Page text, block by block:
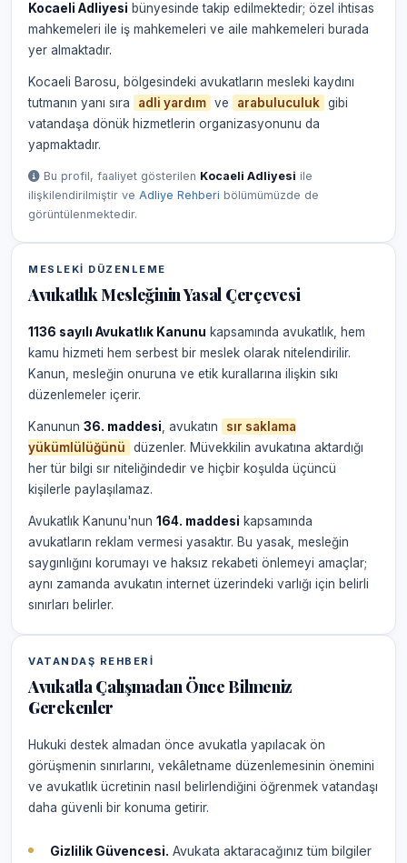
Kocaeli Adliyesi bünyesinde takip edilmektedir; özel ihtisas
mahkemeleri ile iş mahkemeleri ve aile mahkemeleri burada
yer almaktadır.
Kocaeli Barosu, bölgesindeki avukatların mesleki kaydını
tutmanın yanı sıra
adli yardım ve arabuluculuk gibi
vatandaşa dönük hizmetlerin organizasyonunu da
yapmaktadır.
Bu profil, faaliyet gösterilen Kocaeli Adliyesi ile
ilişkilendirilmiştir ve Adliye Rehberi bölümümüzde de
görüntülenmektedir.
MESLEKI DÜZENLEME
Avukatlık Mesleğinin Yasal Çerçevesi
1136 sayılı Avukatlık Kanunu kapsamında avukatlık, hem
kamu hizmeti hem serbest bir meslek olarak nitelendirilir.
Kanun, mesleğin onuruna ve etik kurallarına ilişkin sıkı
düzenlemeler içerir.
Kanunun 36. maddesi , avukatın
sır saklama
yükümlülüğünü
düzenler. Müvekkilin avukatına aktardığı
her tür bilgi sır niteliğindedir ve hiçbir koşulda üçüncü
kişilerle paylaşılamaz.
Avukatlık Kanunu'nun 164. maddesi kapsamında
avukatların reklam vermesi yasaktır. Bu yasak, mesleğin
saygınlığını korumayı ve haksız rekabeti önlemeyi amaçlar;
aynı zamanda avukatın internet üzerindeki varlığı için belirli
sınırları belirler.
VATANDAŞ REHBERI
Avukatla Çalışmadan Önce Bilmeniz
Gerekenler
Hukuki destek almadan önce avukatla yapılacak ön
görüşmenin sınırlarını, vekâletname düzenlemesinin önemini
ve avukatlık ücretinin nasıl belirlendiğini öğrenmek vatandaşı
daha güvenli bir konuma getirir.
Gizlilik Güvencesi. Avukata aktaracağınız tüm bilgiler